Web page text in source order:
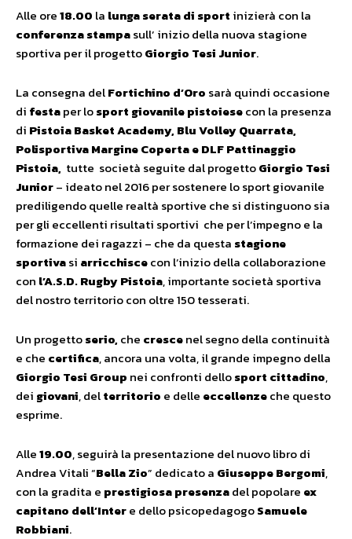
Alle ore18.00 la lunga serata di sport inizierà con la
conferenza stampasull’ inizio della nuova stagione
sportiva per il progettoGiorgio Tesi Junior.
La consegna delFortichino d’Oro sarà quindi occasione
di festaper losport giovanile pistoiesecon la presenza
di Pistoia Basket Academy, Blu Volley Quarrata,
Polisportiva Margine Coperta e DLF Pattinaggio
Pistoia, tutte società seguite dal progettoGiorgio Tesi
Junior– ideato nel 2016 per sostenere lo sport giovanile
prediligendo quelle realtà sportive che si distinguono sia
per gli eccellenti risultati sportivi che per l’impegno e la
formazione dei ragazzi – che da questa stagione
sportivasi arricchiscecon l’inizio della collaborazione
con l’A.S.D. Rugby Pistoia, importante società sportiva
del nostro territorio con oltre 150 tesserati.
Un progettoserio,che crescenel segno della continuità
e che certifica, ancora una volta, il grande impegno della
Giorgio Tesi Group nei confronti dellosport cittadino,
dei giovani, delterritorio e delle eccellenzeche questo
esprime.
Alle19.00, seguirà la presentazione del nuovo libro di
Andrea Vitali “Bella Zio” dedicato a Giuseppe Bergomi,
con la gradita e prestigiosa presenzadel popolare ex
capitano dell’Intere dello psicopedagogoSamuele
Robbiani.